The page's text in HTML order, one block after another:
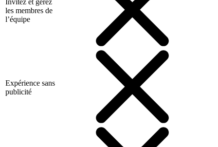
les membres de
l’équipe
Expérience sans
publicité